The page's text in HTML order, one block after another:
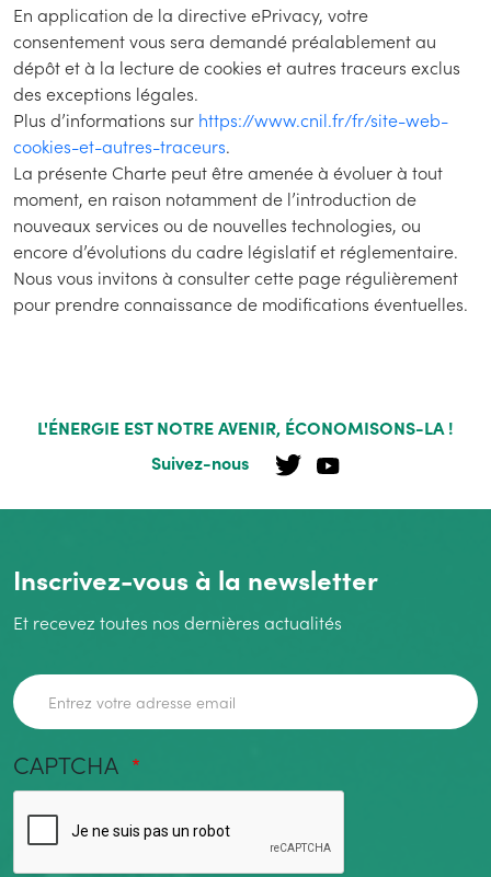
En application de la directive ePrivacy, votre
consentement vous sera demandé préalablement au
dépôt et à la lecture de cookies et autres traceurs exclus
des exceptions légales.
Plus d’informations sur https://www.cnil.fr/fr/site-web-
cookies-et-autres-traceurs.
La présente Charte peut être amenée à évoluer à tout
moment, en raison notamment de l’introduction de
nouveaux services ou de nouvelles technologies, ou
encore d’évolutions du cadre législatif et réglementaire.
Nous vous invitons à consulter cette page régulièrement
pour prendre connaissance de modifications éventuelles.
L'ÉNERGIE EST NOTRE AVENIR, ÉCONOMISONS-LA !
Suivez-nous
Inscrivez-vous à la newsletter
Et recevez toutes nos dernières actualités
Adresse de courriel
CAPTCHA